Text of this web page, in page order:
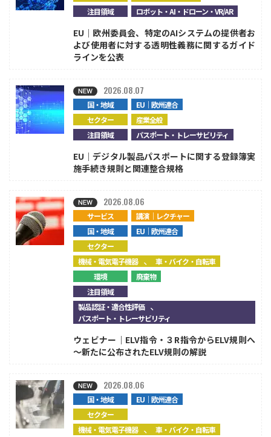
注目領域
ロボット・AI・ドローン・VR/AR
EU｜欧州委員会、特定のAIシステムの提供者お
よび使用者に対する透明性義務に関するガイド
ラインを公表
国・地域
EU｜欧州連合
セクター
産業全般
注目領域
パスポート・トレーサビリティ
2026.08.07
EU｜デジタル製品パスポートに関する登録簿実
施手続き規則と関連整合規格
サービス
講演｜レクチャー
国・地域
EU｜欧州連合
セクター
機械・電気電子機器 、車・バイク・自転車
環境
廃棄物
注目領域
製品認証・適合性評価 、
パスポート・トレーサビリティ
2026.08.06
ウェビナー｜ELV指令・３R指令からELV規則へ
～新たに公布されたELV規則の解説
国・地域
EU｜欧州連合
セクター
機械・電気電子機器 、車・バイク・自転車
2026.08.06